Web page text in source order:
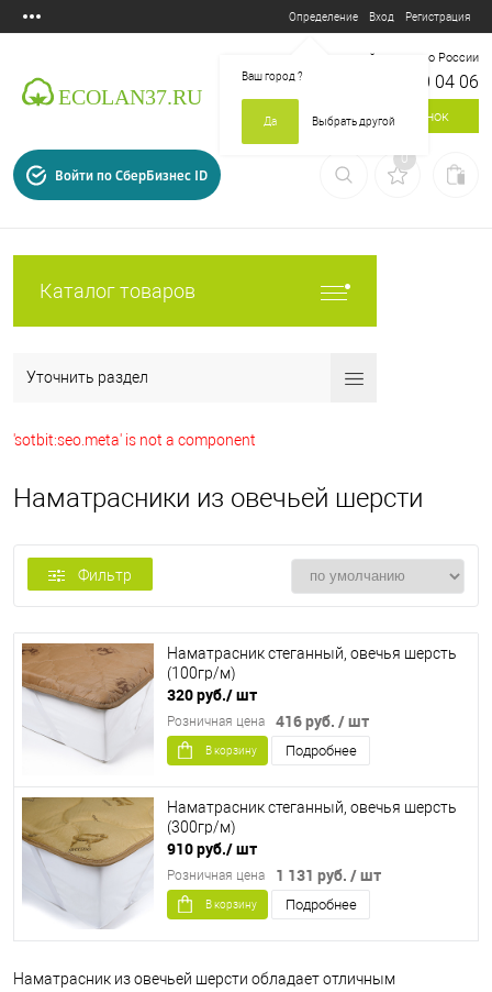
Определение
Ваш город?
Да Выбрать другой
Вход Регистрация
Бесплатный звонок по России
8 800 700 04 06
Заказать звонок
Войти по СберБизнес ID
0
Каталог товаров
Уточнить раздел
'sotbit:seo.meta' is not a component
Наматрасники из овечьей шерсти
Фильтр
Наматрасник стеганный, овечья шерсть
(100гр/м)
320 руб./ шт
416 руб. / шт
Розничная цена
В корзину Подробнее
Наматрасник стеганный, овечья шерсть
(300гр/м)
910 руб./ шт
1 131 руб. / шт
Розничная цена
В корзину Подробнее
Наматрасник из овечьей шерсти обладает отличным